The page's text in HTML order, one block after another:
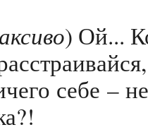
) Ой...
себе –